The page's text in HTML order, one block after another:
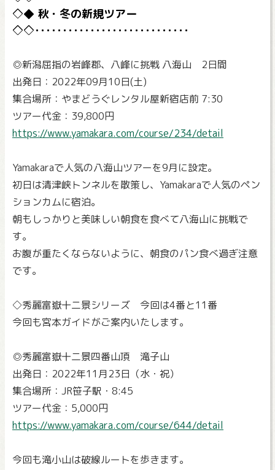
秋・冬の新規ツアー
◎新潟屈指の岩峰郡、八峰に挑戦 八海山 2日間
出発日：2022年09月10日(土)
集合場所：やまどうぐレンタル屋新宿店前 7:30
ツアー代金：39,800円
https://www.yamakara.com/course/234/detail
Yamakaraで人気の八海山ツアーを9月に設定。
初日は清津峡トンネルを散策し、Yamakaraで人気のペン
ションカムに宿泊。
朝もしっかりと美味しい朝食を食べて八海山に挑戦で
す。
お腹が重たくならないように、朝食のパン食べ過ぎ注意
です。
◇秀麗富嶽十二景シリーズ 今回は4番と11番
今回も宮本ガイドがご案内いたします。
◎秀麗富嶽十二景四番山頂 滝子山
出発日：2022年11月23日（水・祝）
集合場所：JR笹子駅・8:45
ツアー代金：5,000円
https://www.yamakara.com/course/644/detail
今回も滝小山は破線ルートを歩きます。